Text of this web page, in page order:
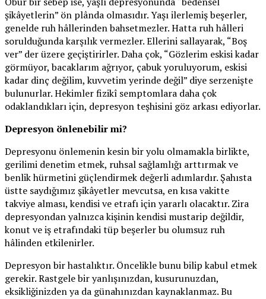
şikâyetlerin” ön plânda olmasıdır. Yaşı ilerlemiş beşerler,
genelde ruh hâllerinden bahsetmezler. Hatta ruh hâlleri
sorulduğunda karşılık vermezler. Ellerini sallayarak, “Boş
ver” der üzere geçiştirirler. Daha çok, “Gözlerim eskisi kadar
görmüyor, bacaklarım ağrıyor, çabuk yoruluyorum, eskisi
kadar dinç değilim, kuvvetim yerinde değil” diye serzenişte
bulunurlar. Hekimler fizikî semptomlara daha çok
odaklandıkları için, depresyon teşhisini göz arkası ediyorlar.
Depresyon önlenebilir mi?
Depresyonu önlemenin kesin bir yolu olmamakla birlikte,
gerilimi denetim etmek, ruhsal sağlamlığı arttırmak ve
benlik hürmetini güçlendirmek değerli adımlardır. Şahısta
üstte saydığımız şikâyetler mevcutsa, en kısa vakitte
takviye alması, kendisi ve etrafı için yararlı olacaktır. Zira
depresyondan yalnızca kişinin kendisi mustarip değildir,
konut ve iş etrafındaki tüp beşerler bu olumsuz ruh
hâlinden etkilenirler.
Depresyon bir hastalıktır. Öncelikle bunu bilip kabul etmek
gerekir. Rastgele bir yanlışınızdan, kusurunuzdan,
eksikliğinizden ya da günahınızdan kaynaklanmaz. Bu